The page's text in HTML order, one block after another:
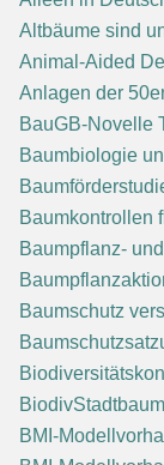
Altbäume sind
Animal-Aided
Anlagen der
BauGB-Novelle
Baumbiologie
Baumkontrollen
Baumpflanz-
Baumschutz
BiodivStadtbaum
BMI-